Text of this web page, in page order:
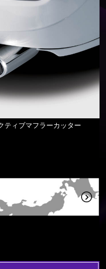
ティブマフラーカッター